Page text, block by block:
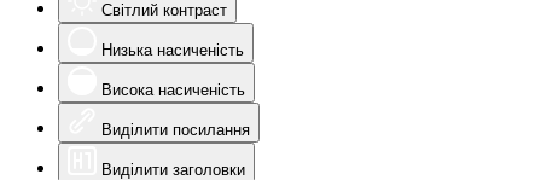
Світлий контраст
Низька насиченість
Висока насиченість
Виділити посилання
Виділити заголовки